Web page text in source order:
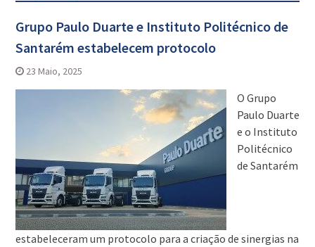
Grupo Paulo Duarte e Instituto Politécnico de
Santarém estabelecem protocolo
23 Maio, 2025
O Grupo
Paulo Duarte
e o Instituto
Politécnico
de Santarém
estabeleceram um protocolo para a criação de sinergias na